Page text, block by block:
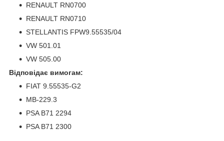
RENAULT RN0700
RENAULT RN0710
STELLANTIS FPW9.55535/04
VW 501.01
VW 505.00
Відповідає вимогам:
FIAT 9.55535-G2
MB-229.3
PSA B71 2294
PSA B71 2300